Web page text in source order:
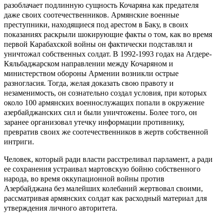
разоблачает подлинную сущность Кочаряна как предателя
даже своих соотечественников. Армянские военные
преступники, находящиеся под арестом в Баку, в своих
показаниях раскрыли шокирующие факты о том, как во время
первой Карабахской войны он фактически подставлял и
уничтожал собственных солдат. В 1992-1993 годах на Агдере-
Кяльбаджарском направлении между Кочаряном и
министерством обороны Армении возникли острые
разногласия. Тогда, желая доказать свою правоту и
незаменимость, он сознательно создал условия, при которых
около 100 армянских военнослужащих попали в окружение
азербайджанских сил и были уничтожены. Более того, он
заранее организовал утечку информации противнику,
превратив своих же соотечественников в жертв собственной
интриги.
Человек, который ради власти расстреливал парламент, а ради
ее сохранения устраивал мартовскую бойню собственного
народа, во время оккупационной войны против
Азербайджана без малейших колебаний жертвовал своими,
рассматривая армянских солдат как расходный материал для
утверждения личного авторитета.